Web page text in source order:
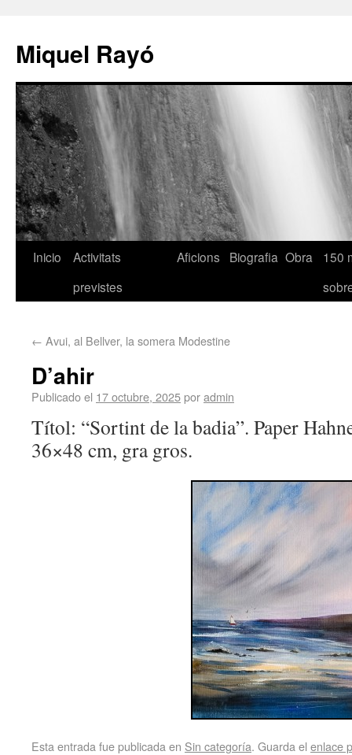
Miquel Rayó
Inicio
Activitats
previstes
Aficions Biografia Obra
150
← Avui, al Bellver, la somera Modestine
D’ahir
Publicado el 17 octubre, 2025poradmin
Títol: “Sortint de la badia”. Paper
36×48 cm, gra gros.
Esta entrada fue publicada en Sin categoría. Guarda el enlace